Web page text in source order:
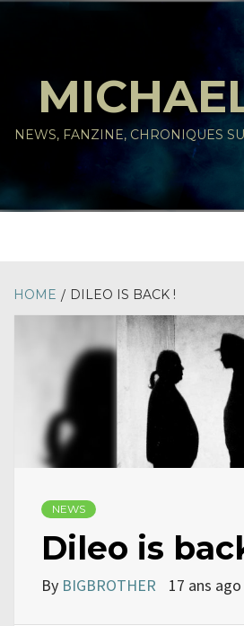
NEWS, FANZINE, CHRONIQUES
HOME DILEO IS BACK !
NEWS
Dileo is
By BIGBROTHER 17 ans ago